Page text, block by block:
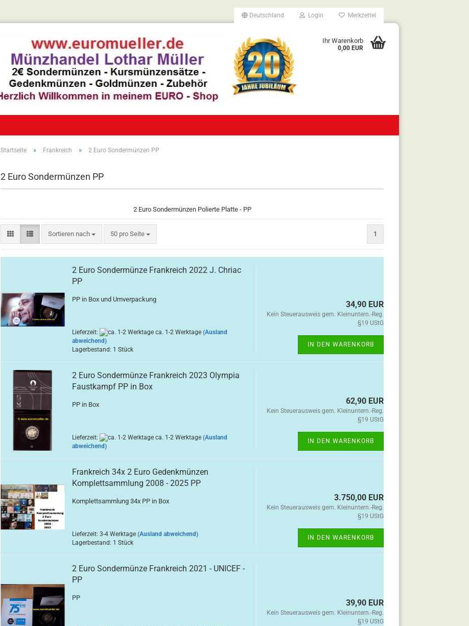
Deutschland Login Merkzettel
Ihr Warenkorb
0,00 EUR
Startseite » Frankreich » 2 Euro Sondermünzen PP
2 Euro Sondermünzen PP
2 Euro Sondermünzen Polierte Platte - PP
Sortieren nach
Sortieren nach 50 pro Seite
pro Seite 1
2 Euro Sondermünze Frankreich 2022 J. Chriac
PP
PP in Box und Umverpackung
Lieferzeit: ca. 1-2 Werktage (Ausland
abweichend)
Lagerbestand: 1 Stück
34,90 EUR
Kein Steuerausweis gem. Kleinuntern.-Reg.
§19 UStG
IN DEN WARENKORB
2 Euro Sondermünze Frankreich 2023 Olympia
Faustkampf PP in Box
PP in Box
Lieferzeit: ca. 1-2 Werktage (Ausland
abweichend)
62,90 EUR
Kein Steuerausweis gem. Kleinuntern.-Reg.
§19 UStG
IN DEN WARENKORB
Frankreich 34x 2 Euro Gedenkmünzen
Komplettsammlung 2008 - 2025 PP
Komplettsammlung 34x PP in Box
Lieferzeit: 3-4 Werktage (Ausland abweichend)
Lagerbestand: 1 Stück
3.750,00 EUR
Kein Steuerausweis gem. Kleinuntern.-Reg.
§19 UStG
IN DEN WARENKORB
2 Euro Sondermünze Frankreich 2021 - UNICEF -
PP
PP
39,90 EUR
Kein Steuerausweis gem. Kleinuntern.-Reg.
§19 UStG